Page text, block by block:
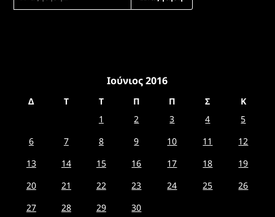
ΓΙΑ:
Ιούνιος 2016
Δ Τ Τ Π Π Σ
Κ
1
2 3 4
5
6
7 8 9 10 11
12
13
14 15 16 17 18
19
20
21 22 23 24 25
26
27
28 29
30